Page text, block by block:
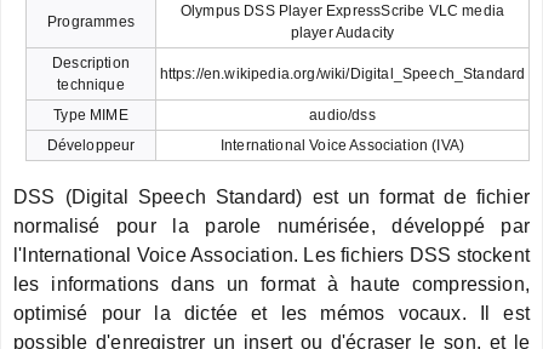
Programmes
Olympus DSS Player ExpressScribe VLC media
player Audacity
Description
technique
https://en.wikipedia.org/wiki/Digital_Speech_Standard
Type MIME
audio/dss
Développeur
International Voice Association (IVA)
DSS (Digital Speech Standard) est un format de fichier
normalisé pour la parole numérisée, développé par
l'International Voice Association. Les fichiers DSS stockent
les informations dans un format à haute compression,
optimisé pour la dictée et les mémos vocaux. Il est
possible d'enregistrer un insert ou d'écraser le son, et le